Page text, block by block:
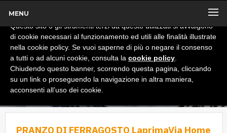
MENU
PRANZO DI FERRAGOSTO LaprimaVia Home
x
Informativa
Questo sito o gli strumenti terzi da questo utilizzati si avvalgono
di cookie necessari al funzionamento ed utili alle finalità illustrate
nella cookie policy. Se vuoi saperne di più o negare il consenso
a tutti o ad alcuni cookie, consulta la cookie policy
Chiudendo questo banner, scorrendo questa pagina, cliccando
su un link o proseguendo la navigazione in altra maniera,
acconsenti all’uso dei cookie.